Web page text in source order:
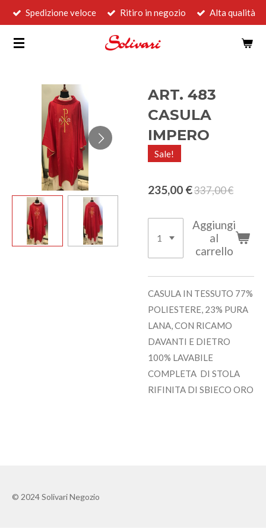
Vai
contenuto
Spedizione veloce Ritiro in negozio Alta qualità
ART. 483
CASULA
IMPERO
Sale!
235,00 €337,00 €
Aggiungi
al
carrello
CASULA IN TESSUTO 77%
POLIESTERE, 23% PURA
LANA, CON RICAMO
DAVANTI E DIETRO
100% LAVABILE
COMPLETA DI STOLA
RIFINITA DI SBIECO ORO
© 2024 Solivari Negozio